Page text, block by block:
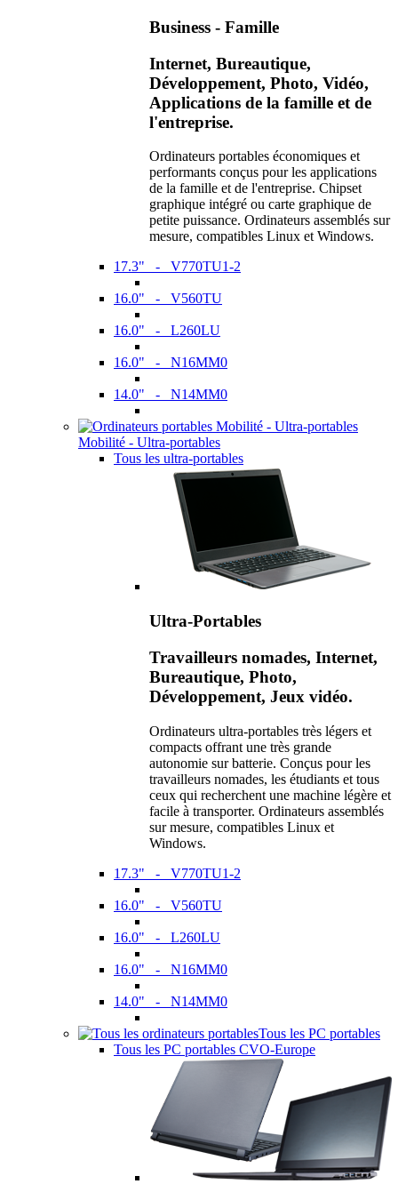
Business - Famille
Internet, Bureautique,
Développement, Photo, Vidéo,
Applications de la famille et de
l'entreprise.
Ordinateurs portables économiques et
performants conçus pour les applications
de la famille et de l'entreprise. Chipset
graphique intégré ou carte graphique de
petite puissance. Ordinateurs assemblés sur
mesure, compatibles Linux et Windows.
17.3" - V770TU1-2
16.0" - V560TU
16.0" - L260LU
16.0" - N16MM0
14.0" - N14MM0
Mobilité - Ultra-portables
Tous les ultra-portables
Ultra-Portables
Travailleurs nomades, Internet,
Bureautique, Photo,
Développement, Jeux vidéo.
Ordinateurs ultra-portables très légers et
compacts offrant une très grande
autonomie sur batterie. Conçus pour les
travailleurs nomades, les étudiants et tous
ceux qui recherchent une machine légère et
facile à transporter. Ordinateurs assemblés
sur mesure, compatibles Linux et
Windows.
17.3" - V770TU1-2
16.0" - V560TU
16.0" - L260LU
16.0" - N16MM0
14.0" - N14MM0
Tous les PC portables
Tous les PC portables CVO-Europe